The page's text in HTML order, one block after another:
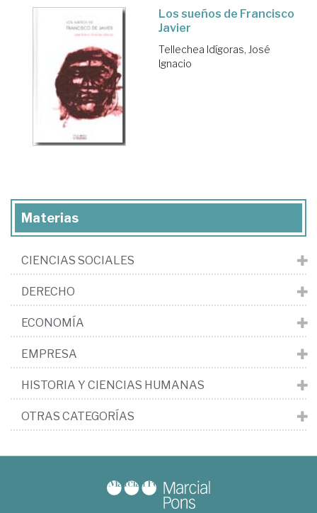
Los sueños de Francisco
Javier
Tellechea Idígoras, José
Ignacio
Materias
CIENCIAS SOCIALES
DERECHO
ECONOMÍA
EMPRESA
HISTORIA Y CIENCIAS HUMANAS
OTRAS CATEGORÍAS